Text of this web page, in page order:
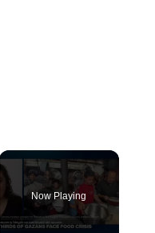
Now Playing